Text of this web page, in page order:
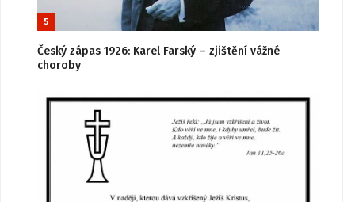
5
Český zápas 1926: Karel Farský – zjištění vážné
choroby